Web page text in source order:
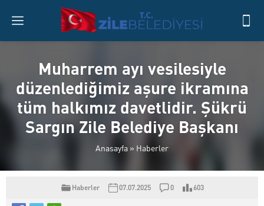
Muharrem ayı vesilesiyle
düzenlediğimiz aşure ikramına
tüm halkımız davetlidir. Şükrü
Sargın Zile Belediye Başkanı
Anasayfa » Haberler
Haberler 07.07.2025 0 603